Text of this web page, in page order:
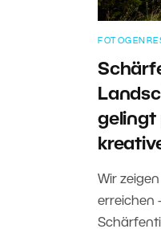
gelingt
Wir
erreichen